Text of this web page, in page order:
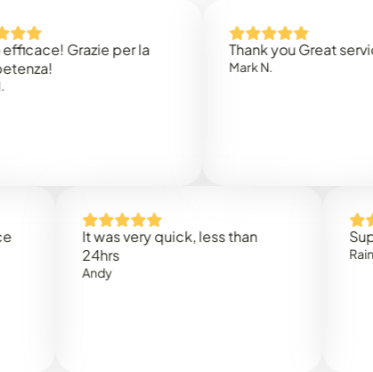
Grazie per la
Thank you Great service
It was very quick, less than
Super